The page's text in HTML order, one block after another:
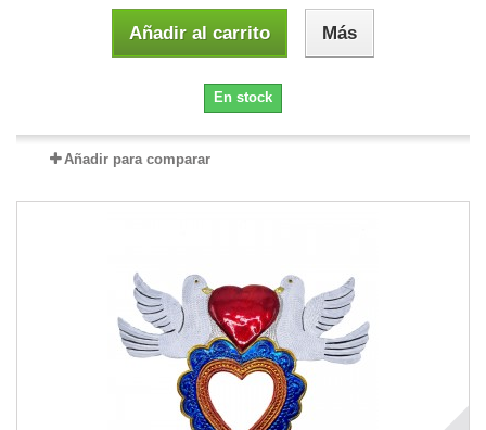
Añadir al carrito Más
En stock
Añadir para comparar